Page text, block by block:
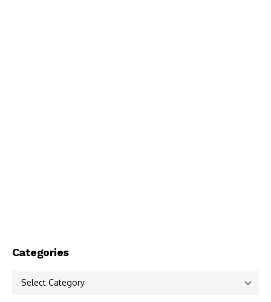
Categories
Categories